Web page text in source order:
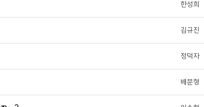
한성희
김규진
정덕자
배문형